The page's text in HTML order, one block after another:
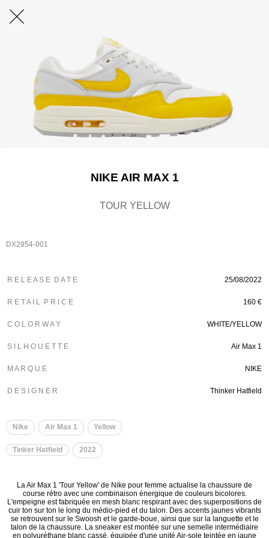
NIKE AIR MAX 1
TOUR YELLOW
DX2954-001
R E L E A S E D A T E 25/08/2022
R E T A I L P R I C E 160 €
C O L O R W A Y WHITE/YELLOW
S I L H O U E T T E Air Max 1
M A R Q U E NIKE
D E S I G N E R Thinker Hatfield
Nike Air Max 1 Yellow
Tinker Hatfield 2022
La Air Max 1 'Tour Yellow' de Nike pour femme actualise la chaussure de
course rétro avec une combinaison énergique de couleurs bicolores.
L'empeigne est fabriquée en mesh blanc respirant avec des superpositions de
cuir ton sur ton le long du médio-pied et du talon. Des accents jaunes vibrants
se retrouvent sur le Swoosh et le garde-boue, ainsi que sur la languette et le
talon de la chaussure. La sneaker est montée sur une semelle intermédiaire
en polyuréthane blanc cassé, équipée d'une unité Air-sole teintée en jaune